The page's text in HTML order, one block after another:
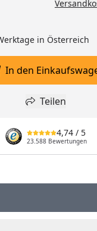
in Österreich
In den
In den
hinzufügen
Teilen
Teilen
4,74 / 5
23.588 Bewertungen